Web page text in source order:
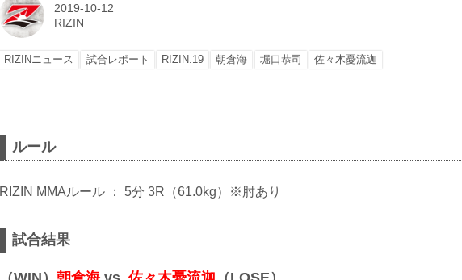
2019-10-12
RIZIN
RIZINニュース 試合レポート RIZIN.19 朝倉海 堀口恭司 佐々木憂流迦
ルール
RIZIN MMAルール ： 5分 3R（61.0kg）※肘あり
試合結果